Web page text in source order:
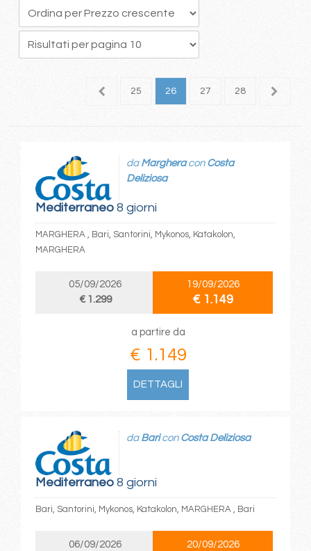
24 25 26 27 28
Mediterraneo8 giorni
da Margheracon Costa
Deliziosa
MARGHERA , Bari, Santorini, Mykonos, Katakolon,
MARGHERA
05/09/2026
€ 1.299
19/09/2026
€ 1.149
a partire da
€ 1.149
DETTAGLI
Mediterraneo8 giorni
da Baricon Costa Deliziosa
Bari, Santorini, Mykonos, Katakolon, MARGHERA , Bari
06/09/2026
20/09/2026